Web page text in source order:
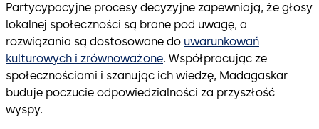
Partycypacyjne procesy decyzyjne zapewniają, że głosy
lokalnej społeczności są brane pod uwagę, a
rozwiązania są dostosowane do uwarunkowań
kulturowych i zrównoważone. Współpracując ze
społecznościami i szanując ich wiedzę, Madagaskar
buduje poczucie odpowiedzialności za przyszłość
wyspy.